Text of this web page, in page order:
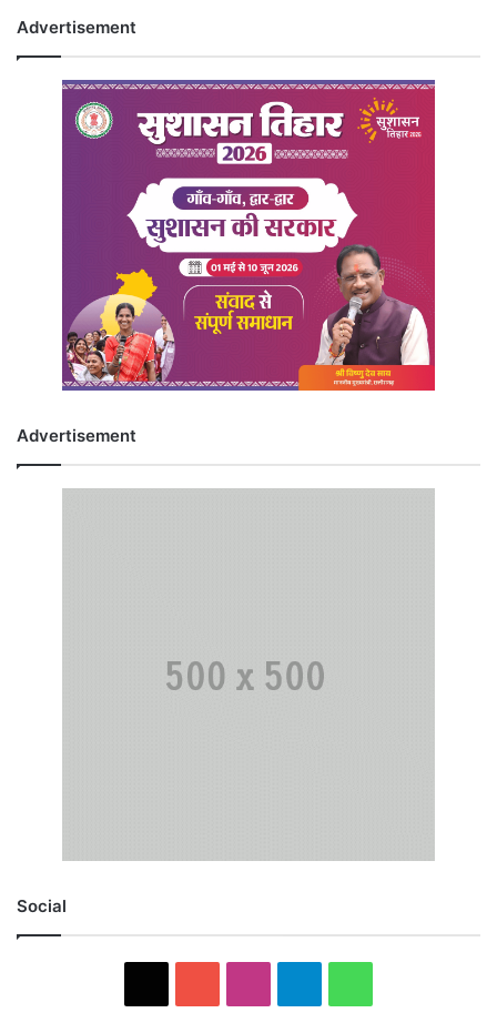
Advertisement
Advertisement
Social